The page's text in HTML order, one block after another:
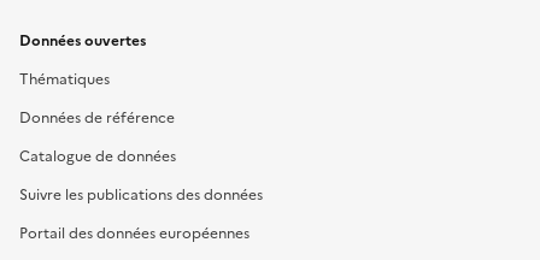
Données ouvertes
Thématiques
Données de référence
Catalogue de données
Suivre les publications des données
Portail des données européennes